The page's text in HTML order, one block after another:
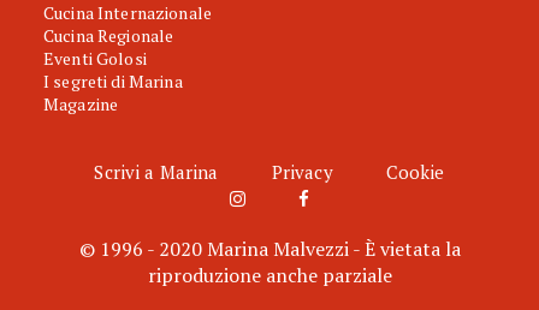
Cucina Internazionale
Cucina Regionale
Eventi Golosi
I segreti di Marina
Magazine
Scrivi a Marina Privacy Cookie
© 1996 - 2020 Marina Malvezzi - È vietata la
riproduzione anche parziale